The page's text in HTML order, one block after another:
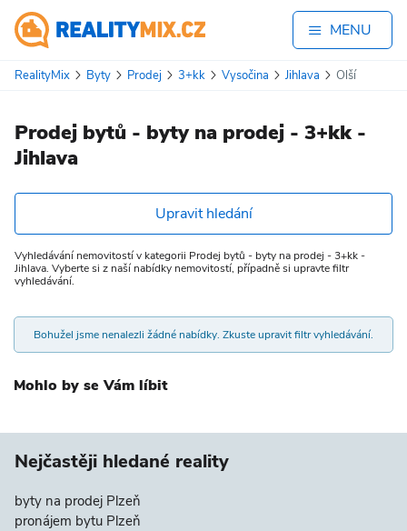
MENU
RealityMix Byty Prodej 3+kk Vysočina Jihlava Olší
Prodej bytů - byty na prodej - 3+kk -
Jihlava
Upravit hledání
Vyhledávání nemovitostí v kategorii Prodej bytů - byty na prodej - 3+kk -
Jihlava. Vyberte si z naší nabídky nemovitostí, případně si upravte filtr
vyhledávání.
Bohužel jsme nenalezli žádné nabídky. Zkuste upravit filtr vyhledávání.
Mohlo by se Vám líbit
Nejčastěji hledané reality
byty na prodej Plzeň
pronájem bytu Plzeň